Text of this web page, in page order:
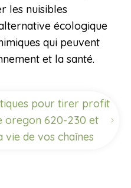
les nuisibles
écologique
qui peuvent
et la santé.
pour tirer profit
oregon 620-230 et
de vos chaînes